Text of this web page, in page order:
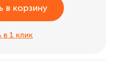
в корзину
в 1 клик